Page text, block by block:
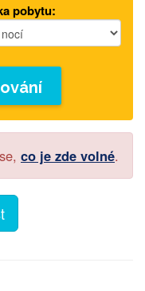
pobytu:
co je zde volné.